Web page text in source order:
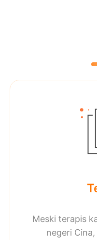
Meski terapis
negeri